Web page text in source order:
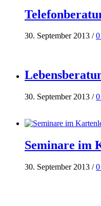
30. September 2013 /
30. September 2013 /
Seminare im
30. September 2013 /